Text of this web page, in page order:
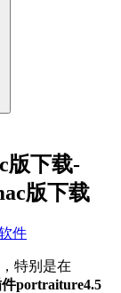
版下载-
版下载
件
特别是在
portraiture4.5